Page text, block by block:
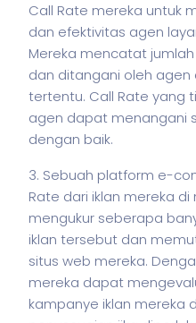
Call Rate mereka untuk
dan efektivitas agen
Mereka mencatat
dan ditangani oleh
tertentu. Call Rate yang
agen dapat menangani
dengan baik.
3. Sebuah platform e-
Rate dari iklan mereka
mengukur seberapa
iklan tersebut dan
situs web mereka.
mereka dapat
kampanye iklan mereka